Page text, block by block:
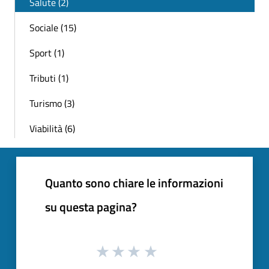
Sociale (15)
Sport (1)
Tributi (1)
Turismo (3)
Viabilità (6)
Quanto sono chiare le informazioni
su questa pagina?